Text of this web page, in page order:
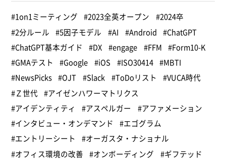
#1on1ミーティング #2023全英オープン
#2024卒
#2分ルール
#5因子モデル #AI #Android #ChatGPT
#ChatGPT基本ガイド
#DX #engage #FFM #Form10-K
#GMAテスト
#Google #iOS #ISO30414 #MBTI
#NewsPicks #OJT #Slack #ToDoリスト
#VUCA時代
#Ｚ世代
#アイゼンハワーマトリクス
#アイデンティティ
#アスペルガー
#アファメーション
#インタビュー・オンデマンド
#エゴグラム
#エントリーシート
#オーガスタ・ナショナル
#オフィス環境の改善
#オンボーディング
#ギフテッド